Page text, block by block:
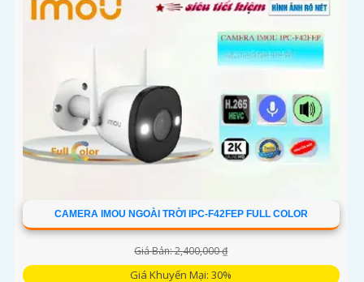
CAMERA IMOU NGOÀI TRỜI IPC-F42FEP FULL COLOR
Giá Bán: 2,400,000 ₫
Giá Khuyến Mại: 30%